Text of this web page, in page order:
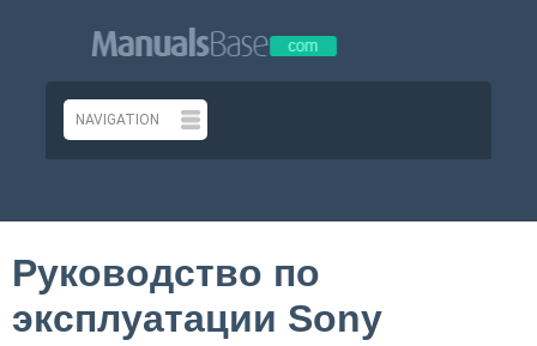
Руководство по
эксплуатации Sony